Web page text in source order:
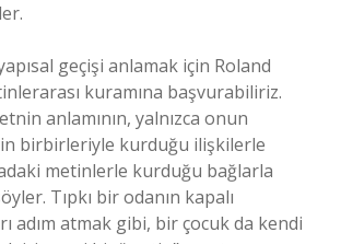
geçişi anlamak için Roland
kuramına başvurabiliriz.
anlamının, yalnızca onun
birbirleriyle kurduğu ilişkilerle
metinlerle kurduğu bağlarla
Tıpkı bir odanın kapalı
adım atmak gibi, bir çocuk da kendi